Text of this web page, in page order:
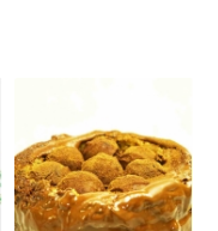
na Fraldinha
Nascidos para Festa
de Chocolate Batizado
Chá de Bebê